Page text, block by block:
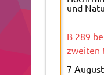
und
B 289
zweiten
7